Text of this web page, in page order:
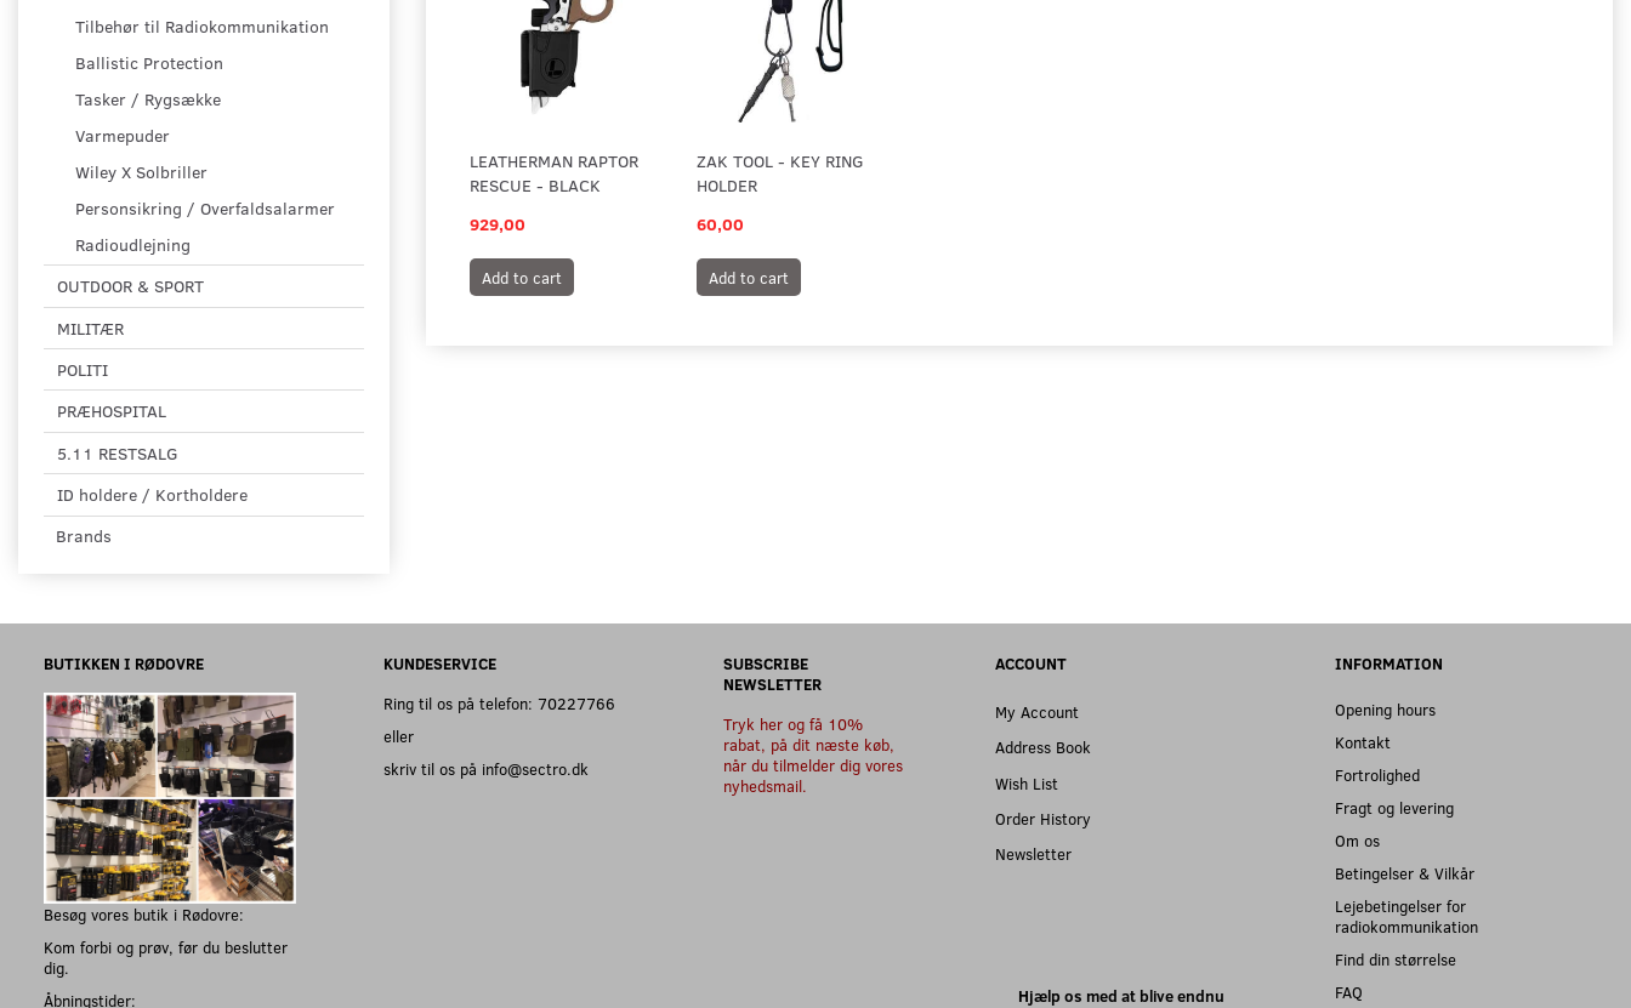
Tilbehør til Radiokommunikation
Ballistic Protection
Tasker / Rygsække
Varmepuder
Wiley X Solbriller
Personsikring / Overfaldsalarmer
Radioudlejning
OUTDOOR & SPORT
MILITÆR
POLITI
PRÆHOSPITAL
5.11 RESTSALG
ID holdere / Kortholdere
Brands
LEATHERMAN RAPTOR
RESCUE - BLACK
929,00
Add to cart
ZAK TOOL - KEY RING
HOLDER
60,00
Add to cart
BUTIKKEN I RØDOVRE
Besøg vores butik i Rødovre:
Kom forbi og prøv, før du beslutter
dig.
Åbningstider:
KUNDESERVICE
Ring til os på telefon: 70227766
eller
skriv til os på info@sectro.dk
SUBSCRIBE
NEWSLETTER
Tryk her og få 10%
rabat, på dit næste køb,
når du tilmelder dig vores
nyhedsmail.
ACCOUNT
My Account
Address Book
Wish List
Order History
Newsletter
Hjælp os med at blive endnu
INFORMATION
Opening hours
Kontakt
Fortrolighed
Fragt og levering
Om os
Betingelser & Vilkår
Lejebetingelser for
radiokommunikation
Find din størrelse
FAQ